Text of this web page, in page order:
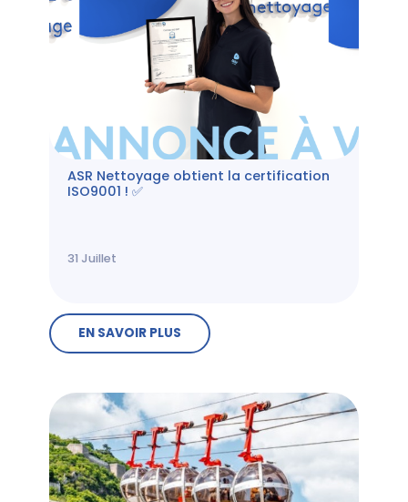
ASR Nettoyage obtient la certification
ISO9001 ! ✅
31 Juillet
EN SAVOIR PLUS